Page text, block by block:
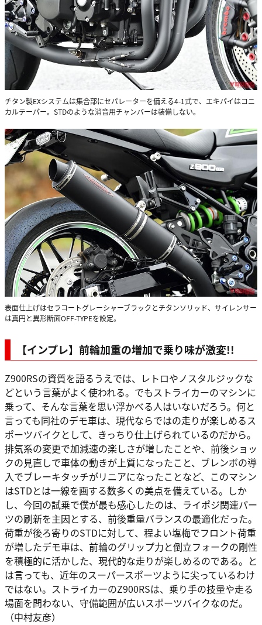
チタン製EXシステムは集合部にセパレーターを備える4-1式で、エキパイはコニ
カルテーパー。STDのような消音用チャンバーは装備しない。
表面仕上げはセラコートグレーシャーブラックとチタンソリッド、サイレンサー
は真円と異形断面OFF-TYPEを設定。
【インプレ】前輪加重の増加で乗り味が激変!!
Z900RSの資質を語るうえでは、レトロやノスタルジックな
どという言葉がよく使われる。でもストライカーのマシンに
乗って、そんな言葉を思い浮かべる人はいないだろう。何と
言っても同社のデモ車は、現代ならではの走りが楽しめるス
ポーツバイクとして、きっちり仕上げられているのだから。
排気系の変更で加減速の楽しさが増したことや、前後ショッ
クの見直しで車体の動きが上質になったこと、ブレンボの導
入でブレーキタッチがリニアになったことなど、このマシン
はSTDとは一線を画する数多くの美点を備えている。しか
し、今回の試乗で僕が最も感心したのは、ライポジ関連パー
ツの刷新を主因とする、前後重量バランスの最適化だった。
荷重が後ろ寄りのSTDに対して、程よい塩梅でフロント荷重
が増したデモ車は、前輪のグリップ力と倒立フォークの剛性
を積極的に活かした、現代的な走りが楽しめるのである。と
は言っても、近年のスーパースポーツように尖っているわけ
ではない。ストライカーのZ900RSは、乗り手の技量や走る
場面を問わない、守備範囲が広いスポーツバイクなのだ。
（中村友彦）